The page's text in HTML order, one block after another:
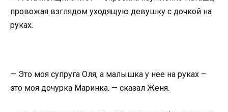
провожая взглядом уходящую девушку с дочкой на
руках.
— Это моя супруга Оля, а малышка у нее на руках –
это моя дочурка Маринка. — сказал Женя.